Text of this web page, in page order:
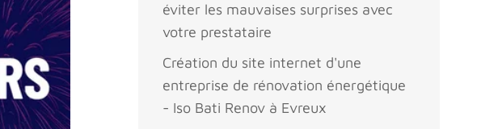
éviter les mauvaises surprises avec
votre prestataire
Création du site internet d'une
entreprise de rénovation énergétique
- Iso Bati Renov à Evreux